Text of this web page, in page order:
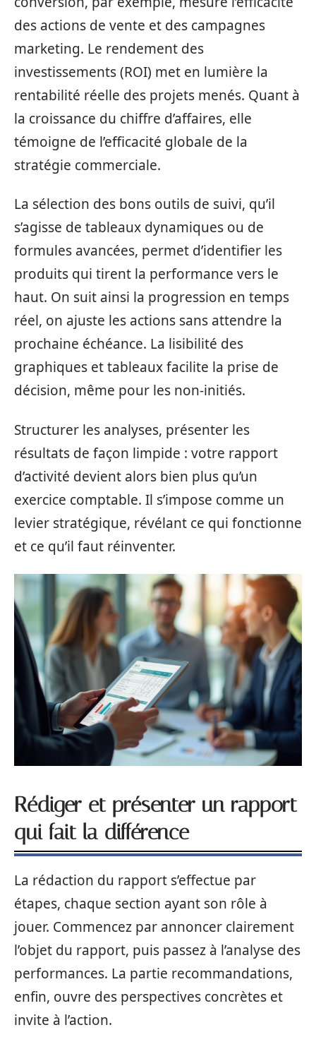
des actions de vente et des campagnes
marketing. Le rendement des
investissements (ROI) met en lumière la
rentabilité réelle des projets menés. Quant à
la croissance du chiffre d’affaires, elle
témoigne de l’efficacité globale de la
stratégie commerciale.
La sélection des bons outils de suivi, qu’il
s’agisse de tableaux dynamiques ou de
formules avancées, permet d’identifier les
produits qui tirent la performance vers le
haut. On suit ainsi la progression en temps
réel, on ajuste les actions sans attendre la
prochaine échéance. La lisibilité des
graphiques et tableaux facilite la prise de
décision, même pour les non-initiés.
Structurer les analyses, présenter les
résultats de façon limpide : votre rapport
d’activité devient alors bien plus qu’un
exercice comptable. Il s’impose comme un
levier stratégique, révélant ce qui fonctionne
et ce qu’il faut réinventer.
Rédiger et présenter un rapport
qui fait la différence
La rédaction du rapport s’effectue par
étapes, chaque section ayant son rôle à
jouer. Commencez par annoncer clairement
l’objet du rapport, puis passez à l’analyse des
performances. La partie recommandations,
enfin, ouvre des perspectives concrètes et
invite à l’action.